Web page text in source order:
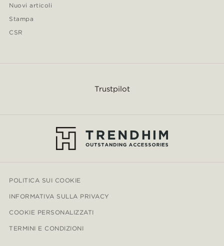
Nuovi articoli
Stampa
CSR
Trustpilot
POLITICA SUI COOKIE
INFORMATIVA SULLA PRIVACY
COOKIE PERSONALIZZATI
TERMINI E CONDIZIONI